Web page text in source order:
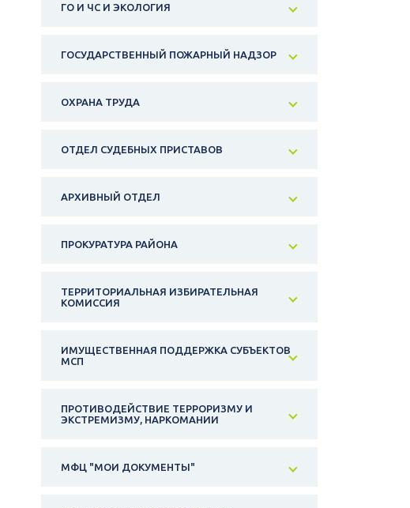
ГО И ЧС И ЭКОЛОГИЯ
ГОСУДАРСТВЕННЫЙ ПОЖАРНЫЙ НАДЗОР
ОХРАНА ТРУДА
ОТДЕЛ СУДЕБНЫХ ПРИСТАВОВ
АРХИВНЫЙ ОТДЕЛ
ПРОКУРАТУРА РАЙОНА
ТЕРРИТОРИАЛЬНАЯ ИЗБИРАТЕЛЬНАЯ
КОМИССИЯ
ИМУЩЕСТВЕННАЯ ПОДДЕРЖКА СУБЪЕКТОВ
МСП
ПРОТИВОДЕЙСТВИЕ ТЕРРОРИЗМУ И
ЭКСТРЕМИЗМУ, НАРКОМАНИИ
МФЦ "МОИ ДОКУМЕНТЫ"